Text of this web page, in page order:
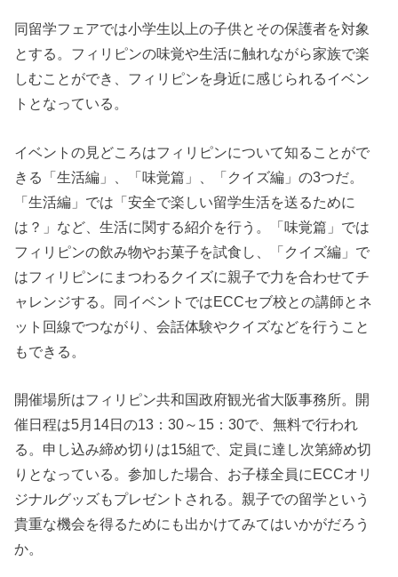
同留学フェアでは小学生以上の子供とその保護者を対象
とする。フィリピンの味覚や生活に触れながら家族で楽
しむことができ、フィリピンを身近に感じられるイベン
トとなっている。
イベントの見どころはフィリピンについて知ることがで
きる「生活編」、「味覚篇」、「クイズ編」の3つだ。
「生活編」では「安全で楽しい留学生活を送るために
は？」など、生活に関する紹介を行う。「味覚篇」では
フィリピンの飲み物やお菓子を試食し、「クイズ編」で
はフィリピンにまつわるクイズに親子で力を合わせてチ
ャレンジする。同イベントではECCセブ校との講師とネ
ット回線でつながり、会話体験やクイズなどを行うこと
もできる。
開催場所はフィリピン共和国政府観光省大阪事務所。開
催日程は5月14日の13：30～15：30で、無料で行われ
る。申し込み締め切りは15組で、定員に達し次第締め切
りとなっている。参加した場合、お子様全員にECCオリ
ジナルグッズもプレゼントされる。親子での留学という
貴重な機会を得るためにも出かけてみてはいかがだろう
か。